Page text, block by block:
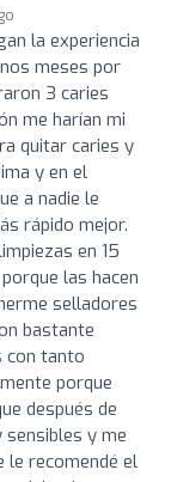
la experiencia
meses por
3 caries
me harían mi
quitar caries y
y en el
a nadie le
rápido mejor.
en 15
las hacen
selladores
bastante
con tanto
porque
después de
y me
le recomendé el